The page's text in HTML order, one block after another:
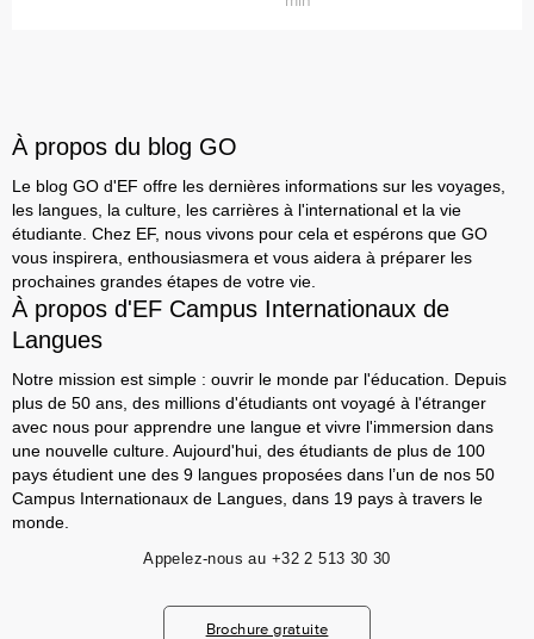
À propos du blog GO
Le blog GO d'EF offre les dernières informations sur les voyages,
les langues, la culture, les carrières à l'international et la vie
étudiante. Chez EF, nous vivons pour cela et espérons que GO
vous inspirera, enthousiasmera et vous aidera à préparer les
prochaines grandes étapes de votre vie.
À propos d'EF Campus Internationaux de
Langues
Notre mission est simple : ouvrir le monde par l'éducation. Depuis
plus de 50 ans, des millions d'étudiants ont voyagé à l'étranger
avec nous pour apprendre une langue et vivre l'immersion dans
une nouvelle culture. Aujourd'hui, des étudiants de plus de 100
pays étudient une des 9 langues proposées dans l’un de nos 50
Campus Internationaux de Langues, dans 19 pays à travers le
monde.
Appelez-nous au +32 2 513 30 30
Brochure gratuite